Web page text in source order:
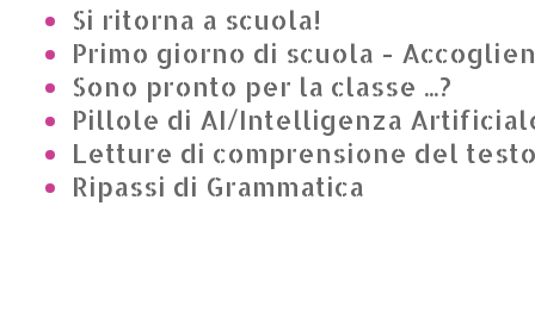
Si ritorna a scuola!
Primo giorno di scuola -
Sono pronto per la classe ...?
Pillole di AI/Intelligenza
Letture di comprensione del
Ripassi di Grammatica